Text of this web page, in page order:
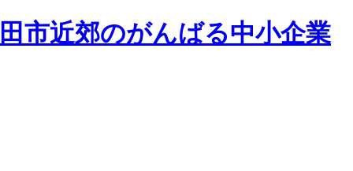
市近郊のがんばる中小企業